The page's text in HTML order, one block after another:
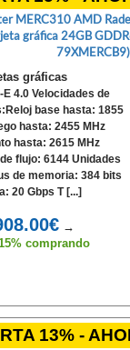
MERC310 AMD
gráfica 24GB
79XMERCB9)
gráficas
4.0 Velocidades de
base hasta: 1855
hasta: 2455 MHz
hasta: 2615 MHz
flujo: 6144 Unidades
de memoria: 384 bits
20 Gbps T [...]
→
comprando
13% -